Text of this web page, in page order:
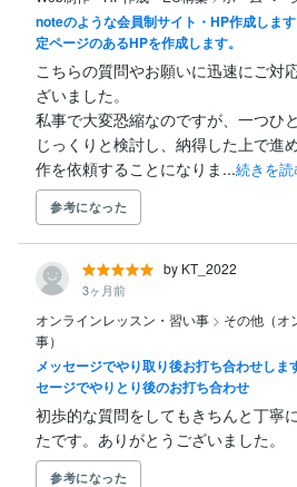
noteのような会員制サイト・HP作成しま
定ページのあるHPを作成します。
こちらの質問やお願いに迅速にご対
ざいました。
私事で大変恐縮なのですが、一つひ
じっくりと検討し、納得した上で進
作を依頼することになりま...続きを
参考になった
by KT_2022
3ヶ月前
オンラインレッスン・習い事 > その他（オ
事）
メッセージでやり取り後お打ち合わせしま
セージでやりとり後のお打ち合わせ
初歩的な質問をしてもきちんと丁寧
たです。ありがとうございました。
参考になった